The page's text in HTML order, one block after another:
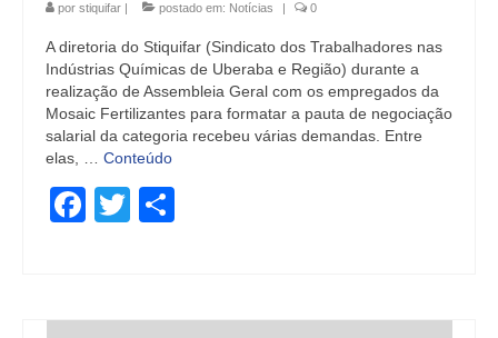
por stiquifar | postado em: Notícias | 0
A diretoria do Stiquifar (Sindicato dos Trabalhadores nas
Indústrias Químicas de Uberaba e Região) durante a
realização de Assembleia Geral com os empregados da
Mosaic Fertilizantes para formatar a pauta de negociação
salarial da categoria recebeu várias demandas. Entre
elas, … Conteúdo
Facebook
Twitter